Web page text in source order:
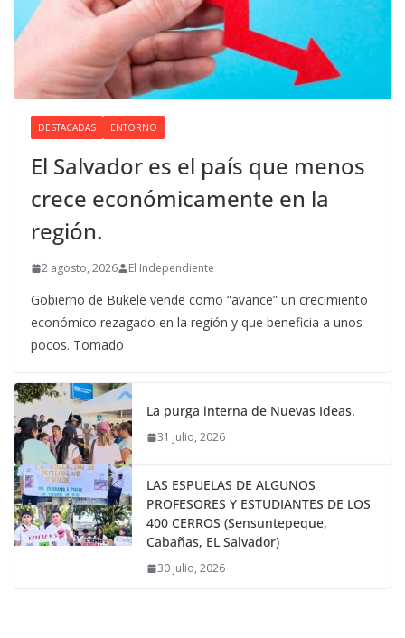
DESTACADAS ENTORNO
El Salvador es el país que menos
crece económicamente en la
región.
2 agosto, 2026 El Independiente
Gobierno de Bukele vende como “avance” un crecimiento
económico rezagado en la región y que beneficia a unos
pocos. Tomado
La purga interna de Nuevas Ideas.
31 julio, 2026
LAS ESPUELAS DE ALGUNOS
PROFESORES Y ESTUDIANTES DE LOS
400 CERROS (Sensuntepeque,
Cabañas, EL Salvador)
30 julio, 2026